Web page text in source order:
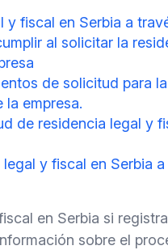
y fiscal en Serbia a
al solicitar la
de solicitud para
la empresa.
de residencia legal y
y fiscal en Serbia
en Serbia si
sobre el